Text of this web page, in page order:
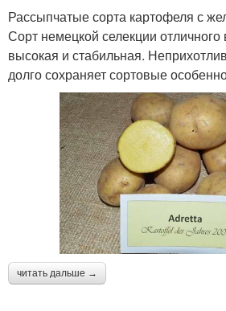
Рассыпчатые сорта картофеля с
Сорт немецкой селекции отличного
высокая и стабильная.
долго сохраняет сортовые
читать дальше →